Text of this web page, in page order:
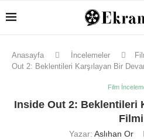
Anasayfa İncelemeler
Out 2: Beklentileri Karşılayan Bir
Film
Inside Out 2: Beklentileri
Filmi
Yazar: Aslıhan Or